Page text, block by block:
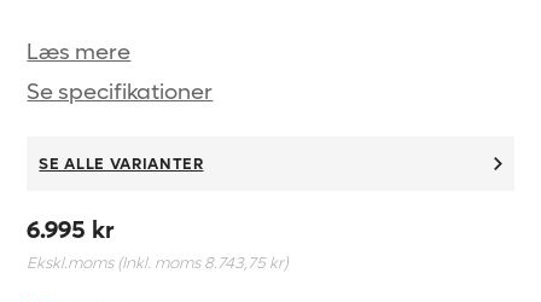
Læs mere
Se specifikationer
SE ALLE VARIANTER
6.995 kr
Ekskl.moms (Inkl. moms8.743,75 kr)